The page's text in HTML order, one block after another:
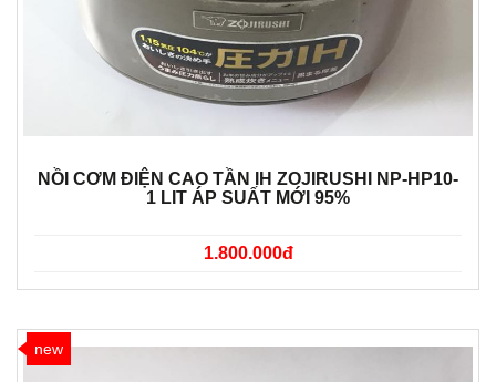
NỒI CƠM ĐIỆN CAO TẦN IH ZOJIRUSHI NP-HP10-
1 LIT ÁP SUẤT MỚI 95%
1.800.000đ
new